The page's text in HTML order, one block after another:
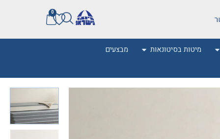
0
מיטות בסיטונאות מבצעים